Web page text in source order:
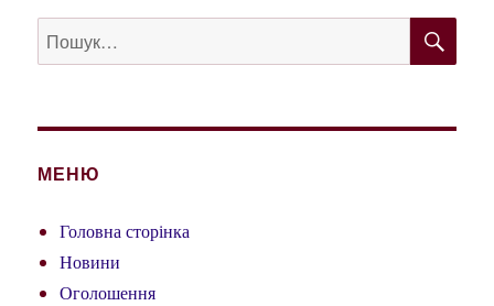
Пошук
за
МЕНЮ
Головна сторінка
Новини
Оголошення